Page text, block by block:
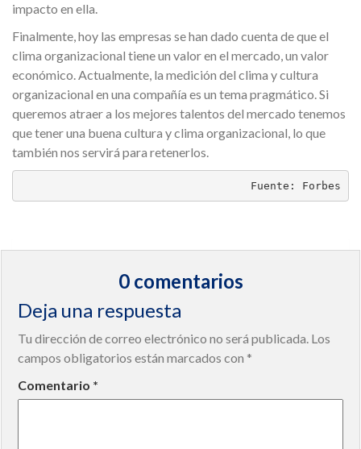
impacto en ella.
Finalmente, hoy las empresas se han dado cuenta de que el
clima organizacional tiene un valor en el mercado, un valor
económico. Actualmente, la medición del clima y cultura
organizacional en una compañía es un tema pragmático. Si
queremos atraer a los mejores talentos del mercado tenemos
que tener una buena cultura y clima organizacional, lo que
también nos servirá para retenerlos.
Fuente: Forbes
0 comentarios
Deja una respuesta
Tu dirección de correo electrónico no será publicada. Los
campos obligatorios están marcados con *
Comentario *